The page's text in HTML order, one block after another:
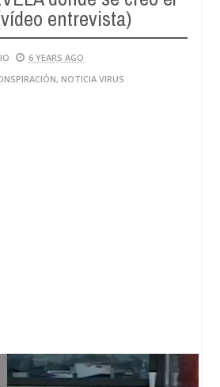
entrevista)
6 YEARS AGO
, NOTICIA VIRUS